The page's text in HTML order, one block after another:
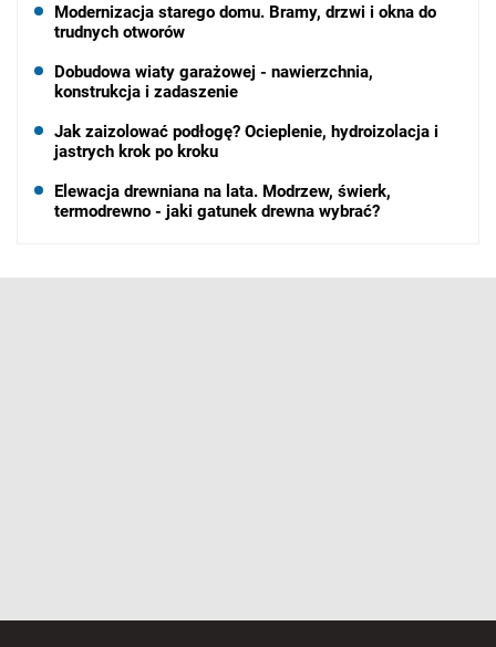
Modernizacja starego domu. Bramy, drzwi i okna do
trudnych otworów
Dobudowa wiaty garażowej - nawierzchnia,
konstrukcja i zadaszenie
Jak zaizolować podłogę? Ocieplenie, hydroizolacja i
jastrych krok po kroku
Elewacja drewniana na lata. Modrzew, świerk,
termodrewno - jaki gatunek drewna wybrać?